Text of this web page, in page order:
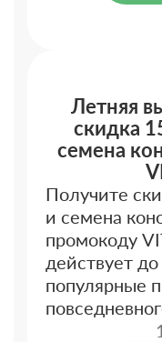
Летняя
скидка
семена
Получите
и семена
промокоду
действует
популярные